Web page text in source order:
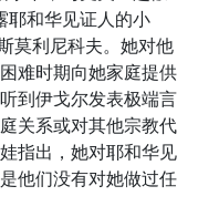
耶和华见证人的小
莫利尼科夫。她对他
难时期向她家庭提供
到伊戈尔发表极端言
关系或对其他宗教代
指出，她对耶和华见
他们没有对她做过任